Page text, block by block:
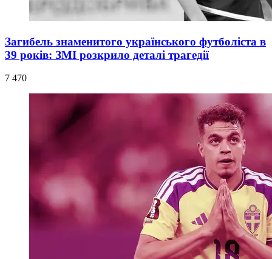
Загибель знаменитого українського футболіста в
39 років: ЗМІ розкрило деталі трагедії
7 470